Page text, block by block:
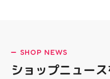
SHOP NEWS
ショップニュー